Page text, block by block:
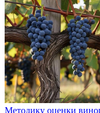
Методику оценки